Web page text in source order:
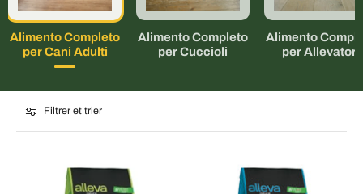
Alimento Completo
per Cani Adulti
Alimento Completo
per Cuccioli
Alimento
per Allevatori
Filtrer et trier